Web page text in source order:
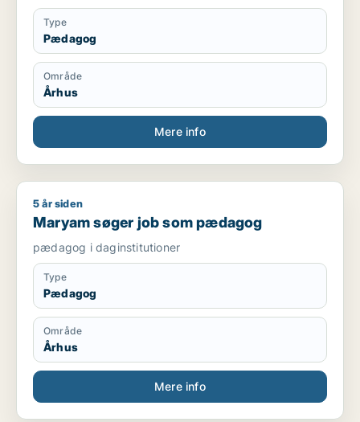
Type
Pædagog
Område
Århus
Mere info
Maryam søger job som pædagog
5 år siden
Maryam søger job som pædagog
pædagog i daginstitutioner
Type
Pædagog
Område
Århus
Mere info